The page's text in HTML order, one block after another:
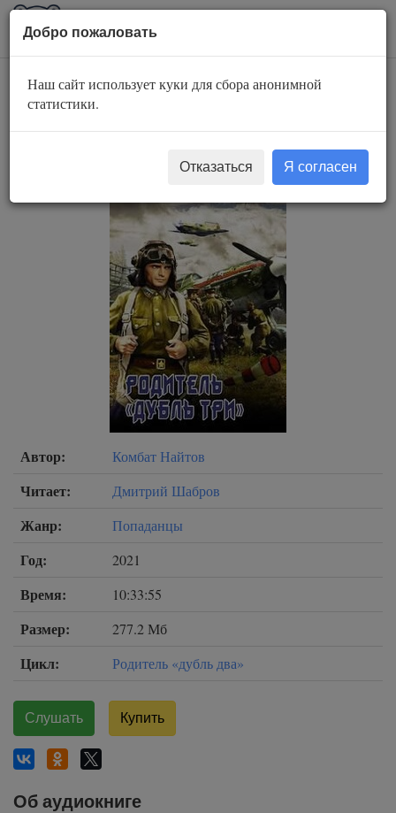
AuBook.org
Родитель «дубль
три»
Автор: Комбат Найтов
Читает: Дмитрий Шабров
Жанр: Попаданцы
Год: 2021
Время: 10:33:55
Размер: 277.2 Мб
Цикл: Родитель «дубль два»
Слушать Купить
Об аудиокниге
Добро пожаловать
Наш сайт использует куки для сбора анонимной
статистики.
Отказаться Я согласен